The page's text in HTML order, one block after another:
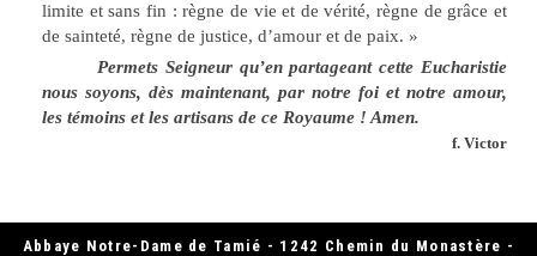
limite et sans fin : règne de vie et de vérité, règne de grâce et
de sainteté, règne de justice, d’amour et de paix. »
Permets Seigneur qu’en partageant cette Eucharistie
nous soyons, dès maintenant, par notre foi et notre amour,
les témoins et les artisans de ce Royaume ! Amen.
f. Victor
Abbaye Notre-Dame de Tamié - 1242 Chemin du Monastère -